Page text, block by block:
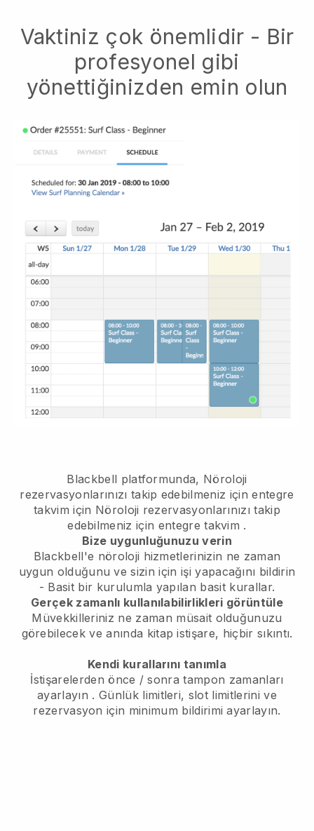
Vaktiniz çok önemlidir - Bir
profesyonel gibi
yönettiğinizden emin olun
Blackbell platformunda, Nöroloji
rezervasyonlarınızı takip edebilmeniz için entegre
takvim için Nöroloji rezervasyonlarınızı takip
edebilmeniz için entegre takvim .
Bize uygunluğunuzu verin
Blackbell'e nöroloji hizmetlerinizin ne zaman
uygun olduğunu ve sizin için işi yapacağını bildirin
- Basit bir kurulumla yapılan basit kurallar.
Gerçek zamanlı kullanılabilirlikleri görüntüle
Müvekkilleriniz ne zaman müsait olduğunuzu
görebilecekve anında kitap istişare, hiçbir sıkıntı.
Kendi kurallarını tanımla
İstişarelerden önce / sonra tampon zamanları
ayarlayın . Günlük limitleri, slot limitlerini ve
rezervasyon için minimum bildirimi ayarlayın.